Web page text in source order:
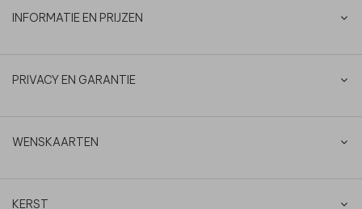
INFORMATIE EN PRIJZEN
PRIVACY EN GARANTIE
WENSKAARTEN
KERST